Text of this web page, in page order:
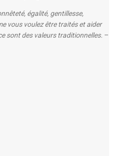
égalité, gentillesse,
vous voulez être traités et aider
sont des valeurs traditionnelles. –